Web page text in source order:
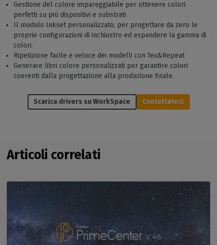
Gestione del colore impareggiabile per ottenere colori
perfetti su più dispositivi e substrati
Il modulo Inkset personalizzato, per progettare da zero le
proprie configurazioni di inchiostro ed espandere la gamma di
colori.
Ripetizione facile e veloce dei modelli con Tex&Repeat
Generare libri colore personalizzati per garantire colori
coerenti dalla progettazione alla produzione finale.
Scarica drivers su WorkSpace Contattateci
Articoli correlati